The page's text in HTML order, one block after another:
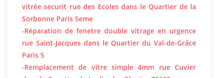
vitrée securit rue des Ecoles dans le Quartier de la
Sorbonne Paris 5eme
-Réparation de fenetre double vitrage en urgence
rue Saint-Jacques dans le Quartier du Val-de-Grâce
Paris 5
-Remplacement de vitre simple 4mm rue Cuvier